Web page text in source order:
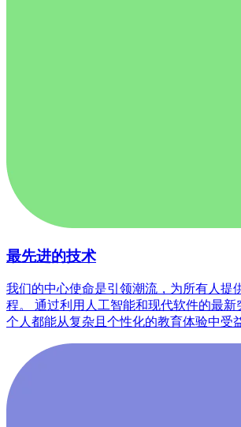
最先进的技术
我们的中心使命是引领潮流，为所有人提
程。 通过利用人工智能和现代软件的最新
个人都能从复杂且个性化的教育体验中受